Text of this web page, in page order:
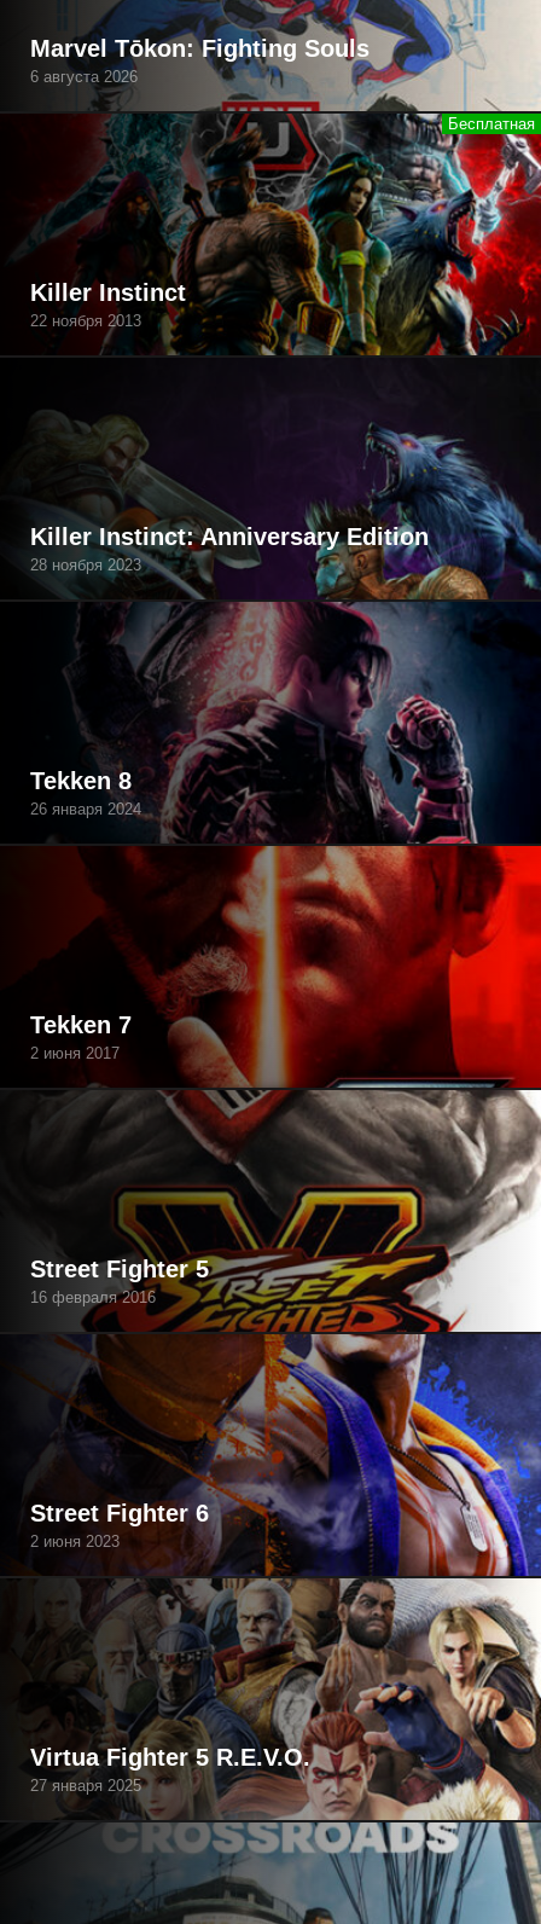
Marvel Tōkon: Fighting Souls
6 августа 2026
Killer Instinct
22 ноября 2013
Killer Instinct: Anniversary Edition
28 ноября 2023
Tekken 8
26 января 2024
Tekken 7
2 июня 2017
Street Fighter 5
16 февраля 2016
Street Fighter 6
2 июня 2023
Virtua Fighter 5 R.E.V.O.
27 января 2025